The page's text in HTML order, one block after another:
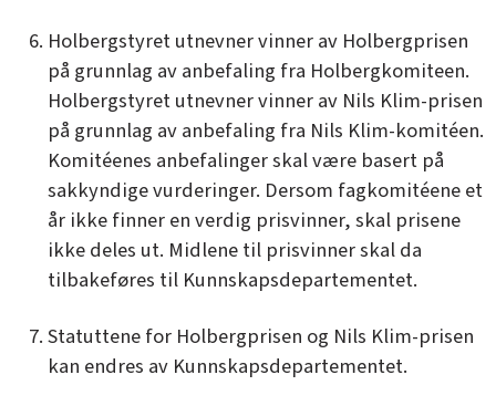
Holbergstyret utnevner vinner av Holbergprisen
på grunnlag av anbefaling fra Holbergkomiteen.
Holbergstyret utnevner vinner av Nils Klim-prisen
på grunnlag av anbefaling fra Nils Klim-komitéen.
Komitéenes anbefalinger skal være basert på
sakkyndige vurderinger. Dersom fagkomitéene et
år ikke finner en verdig prisvinner, skal prisene
ikke deles ut. Midlene til prisvinner skal da
tilbakeføres til Kunnskapsdepartementet.
Statuttene for Holbergprisen og Nils Klim-prisen
kan endres av Kunnskapsdepartementet.